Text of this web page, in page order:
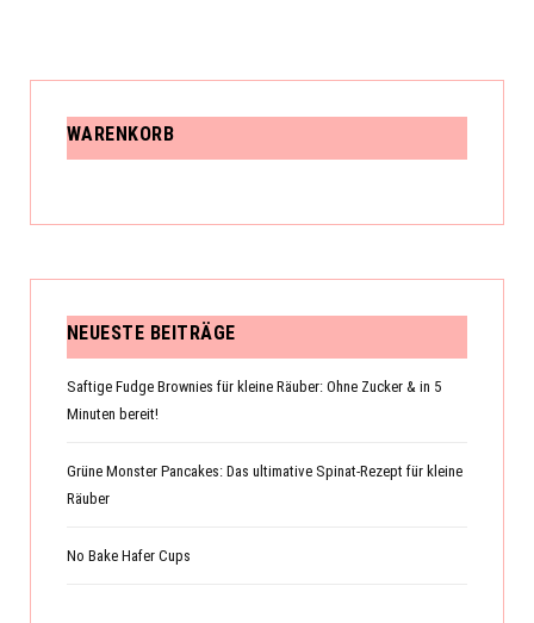
WARENKORB
NEUESTE BEITRÄGE
Saftige Fudge Brownies für kleine Räuber: Ohne Zucker & in 5
Minuten bereit!
Grüne Monster Pancakes: Das ultimative Spinat-Rezept für kleine
Räuber
No Bake Hafer Cups